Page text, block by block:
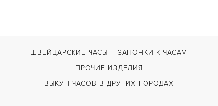
ШВЕЙЦАРСКИЕ ЧАСЫ
ЗАПОНКИ К ЧАСАМ
ПРОЧИЕ ИЗДЕЛИЯ
ВЫКУП ЧАСОВ В ДРУГИХ ГОРОДАХ